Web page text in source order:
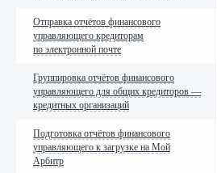
Отправка отчётов финансового
управляющего кредиторам
по электронной почте
Группировка отчётов финансового
управляющего для общих кредиторов —
кредитных организаций
Подготовка отчётов финансового
управляющего к загрузке на Мой
Арбитр